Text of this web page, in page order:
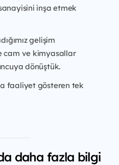
inşa etmek
gelişim
cam ve kimyasallar
dönüştük.
faaliyet gösteren tek
daha fazla bilgi